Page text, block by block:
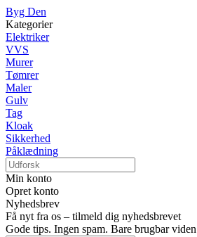
Byg Den
Kategorier
Elektriker
VVS
Murer
Tømrer
Maler
Gulv
Tag
Kloak
Sikkerhed
Påklædning
Min konto
Opret konto
Nyhedsbrev
Få nyt fra os – tilmeld dig nyhedsbrevet
Gode tips. Ingen spam. Bare brugbar